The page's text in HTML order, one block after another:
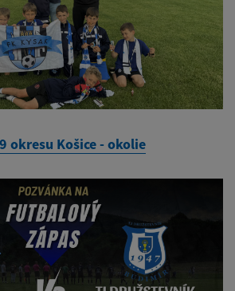
okresu Košice - okolie